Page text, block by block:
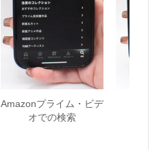
Amazonプライム・ビデ
オでの検索